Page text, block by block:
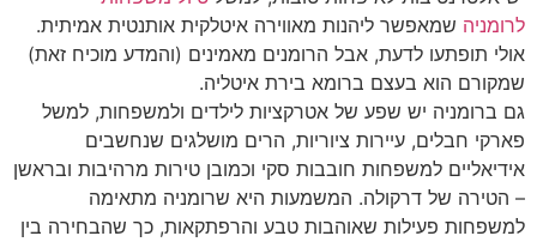
לרומניה שמאפשר ליהנות מאווירה איטלקית אותנטית אמיתית.
אולי תופתעו לדעת, אבל הרומנים מאמינים (והמדע מוכיח זאת)
שמקורם הוא בעצם ברומא בירת איטליה.
גם ברומניה יש שפע של אטרקציות לילדים ולמשפחות, למשל
פארקי חבלים, עיירות ציוריות, הרים מושלגים שנחשבים
אידיאליים למשפחות חובבות סקי וכמובן טירות מרהיבות ובראשן
– הטירה של דרקולה. המשמעות היא שרומניה מתאימה
למשפחות פעילות שאוהבות טבע והרפתקאות, כך שהבחירה בין